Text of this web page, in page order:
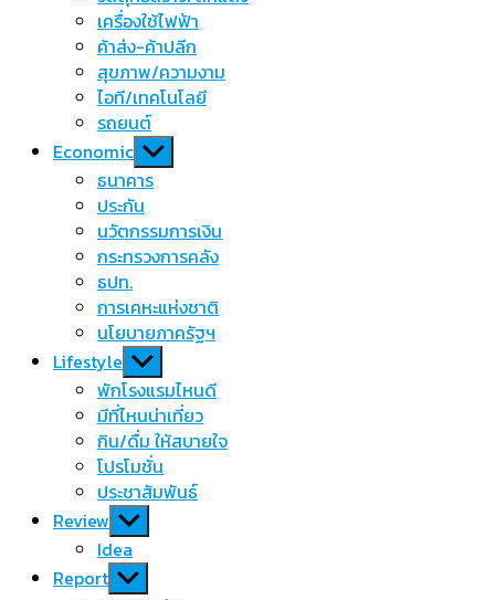
menu
เครื่องใช้ไฟฟ้า
ค้าส่ง-ค้าปลีก
สุขภาพ/ความงาม
ไอที/เทคโนโลยี
รถยนต์
Economic Show
sub
menu
ธนาคาร
ประกัน
นวัตกรรมการเงิน
กระทรวงการคลัง
ธปท.
การเคหะแห่งชาติ
นโยบายภาครัฐฯ
Lifestyle Show
sub
menu
พักโรงแรมไหนดี
มีที่ไหนน่าเที่ยว
กิน/ดื่ม ให้สบายใจ
โปรโมชั่น
ประชาสัมพันธ์
Review Show
sub
menu
Idea
Report Show